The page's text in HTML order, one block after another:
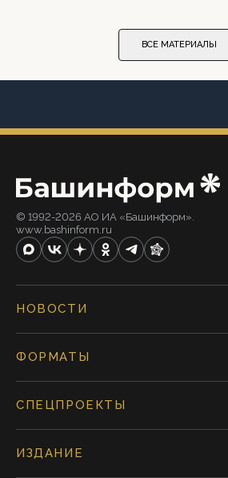
ВСЕ МАТЕРИАЛЫ
© 1992-2026 АО ИА «Башинформ».
www.bashinform.ru
НОВОСТИ
ФОРМАТЫ
СПЕЦПРОЕКТЫ
ИЗДАНИЕ